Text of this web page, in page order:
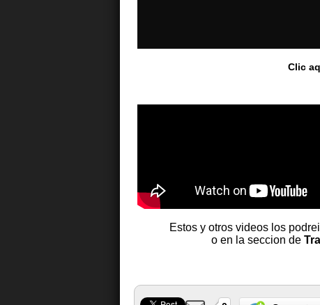
Clic
Estos y otros videos los
o en la seccion de